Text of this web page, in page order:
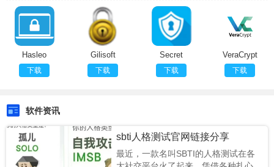
Hasleo
Bitlocker
Anywhere(磁
下载
Gilisoft
Full Disk
Encryption(磁
下载
Secret
Disk
Professional(磁
下载
VeraCrypt
中文绿色版
(有
下载
软件资讯
sbti人格测试官网链接分享
最近，一款名叫SBTI的人格测试在各